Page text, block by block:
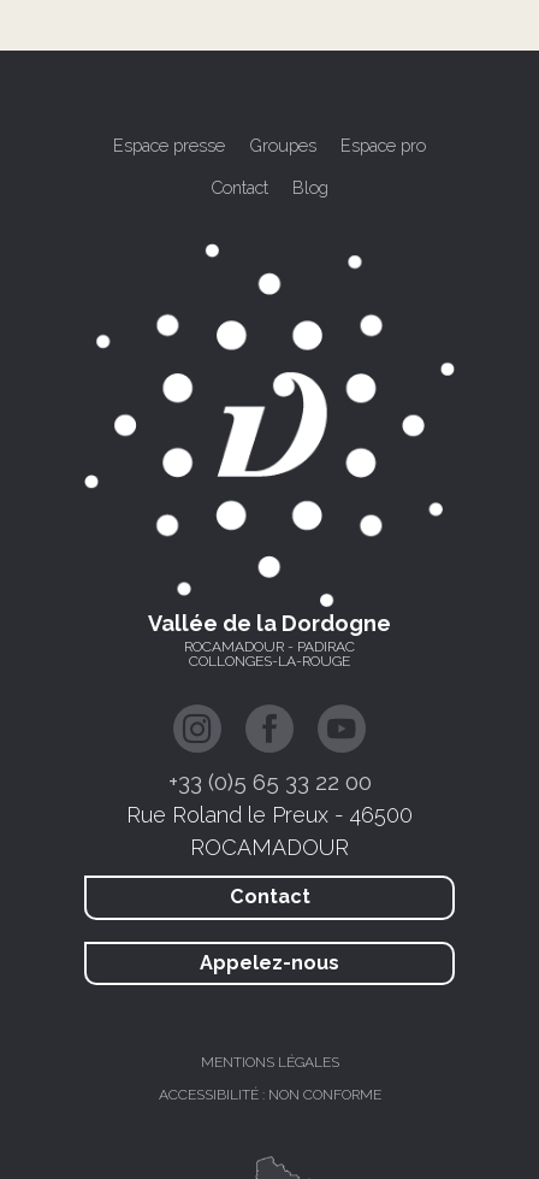
Espace presse Groupes Espace pro
Contact Blog
Vallée de la Dordogne
ROCAMADOUR - PADIRAC
COLLONGES-LA-ROUGE
+33 (0)5 65 33 22 00
Rue Roland le Preux - 46500
ROCAMADOUR
Contact
Appelez-nous
MENTIONS LÉGALES
ACCESSIBILITÉ : NON CONFORME